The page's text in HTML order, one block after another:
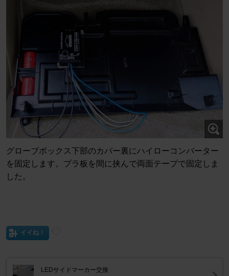
グローブボックス下部のカバー裏にハイローコンバーター
を固定します。プラ板を間に挟んで両面テープで固定しま
した。
イイね！
LEDサイドマーカー交換